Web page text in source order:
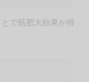
で筋肥大効果が得